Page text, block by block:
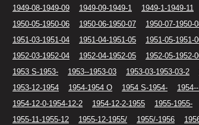
1949-08-1949-09
1949-09-1949-1 1949-1-1949-11
1950-05-1950-06
1950-06-1950-07 1950-07-1950-
1951-03-1951-04
1951-04-1951-05 1951-05-1951-
1952-03-1952-04
1952-04-1952-05 1952-05-1952-
1953 S-1953-
1953--1953-03 1953-03-1953-03-2
1953-12-1954
1954-1954 O 1954 S-1954-
1954-12-0-1954-12-2
1954-12-2-1955 1955-1955-
1955-11-1955-12
1955-12-1955/ 1955/-1956